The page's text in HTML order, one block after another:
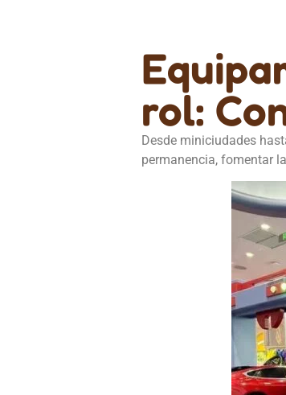
rol:
Desde miniciudades
permanencia, fomentar